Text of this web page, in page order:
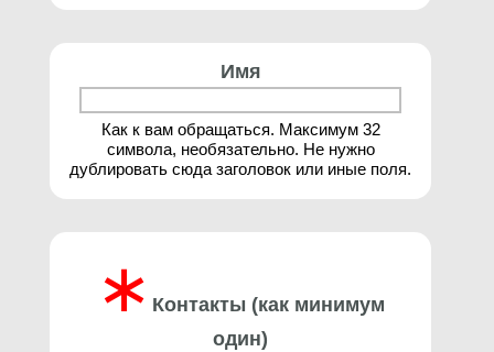
Имя
Как к вам обращаться. Максимум 32
символа, необязательно. Не нужно
дублировать сюда заголовок или иные поля.
∗ Контакты (как минимум
один)